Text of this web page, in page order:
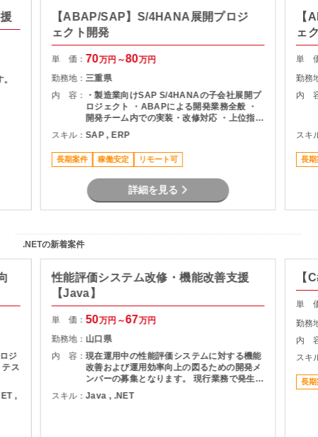
【ABAP/SAP】S/4HANA展開プロジ
ェクト開発
単 価： 70万円～80万円
勤務地：三重県
内 容：
・製造業向けSAP S/4HANAの子会社展開プ
ロジェクト ・ABAPによる開発業務全般 ・
開発チーム内での実装・改修対応 ・上位指示
者のもとでの開発推進
スキル：SAP , ERP
長期案件 稼働安定 リモート可
詳細を見る
【
ェ
単
勤務
内
スキ
長期
.NETの新着案件
ジ
ス
,
性能評価システム改修・機能改善支援
【Java】
単 価：50万円～67万円
勤務地： 山口県
内 容：現在運用中の性能評価システムに対する機能
改善および運用効率向上の図るための開発メ
ンバーの募集となります。 現行業務で発生し
ている課題を整理し、機能追加を実現しま
す。
スキル：Java , .NET
【
単
勤務
内
スキ
長期